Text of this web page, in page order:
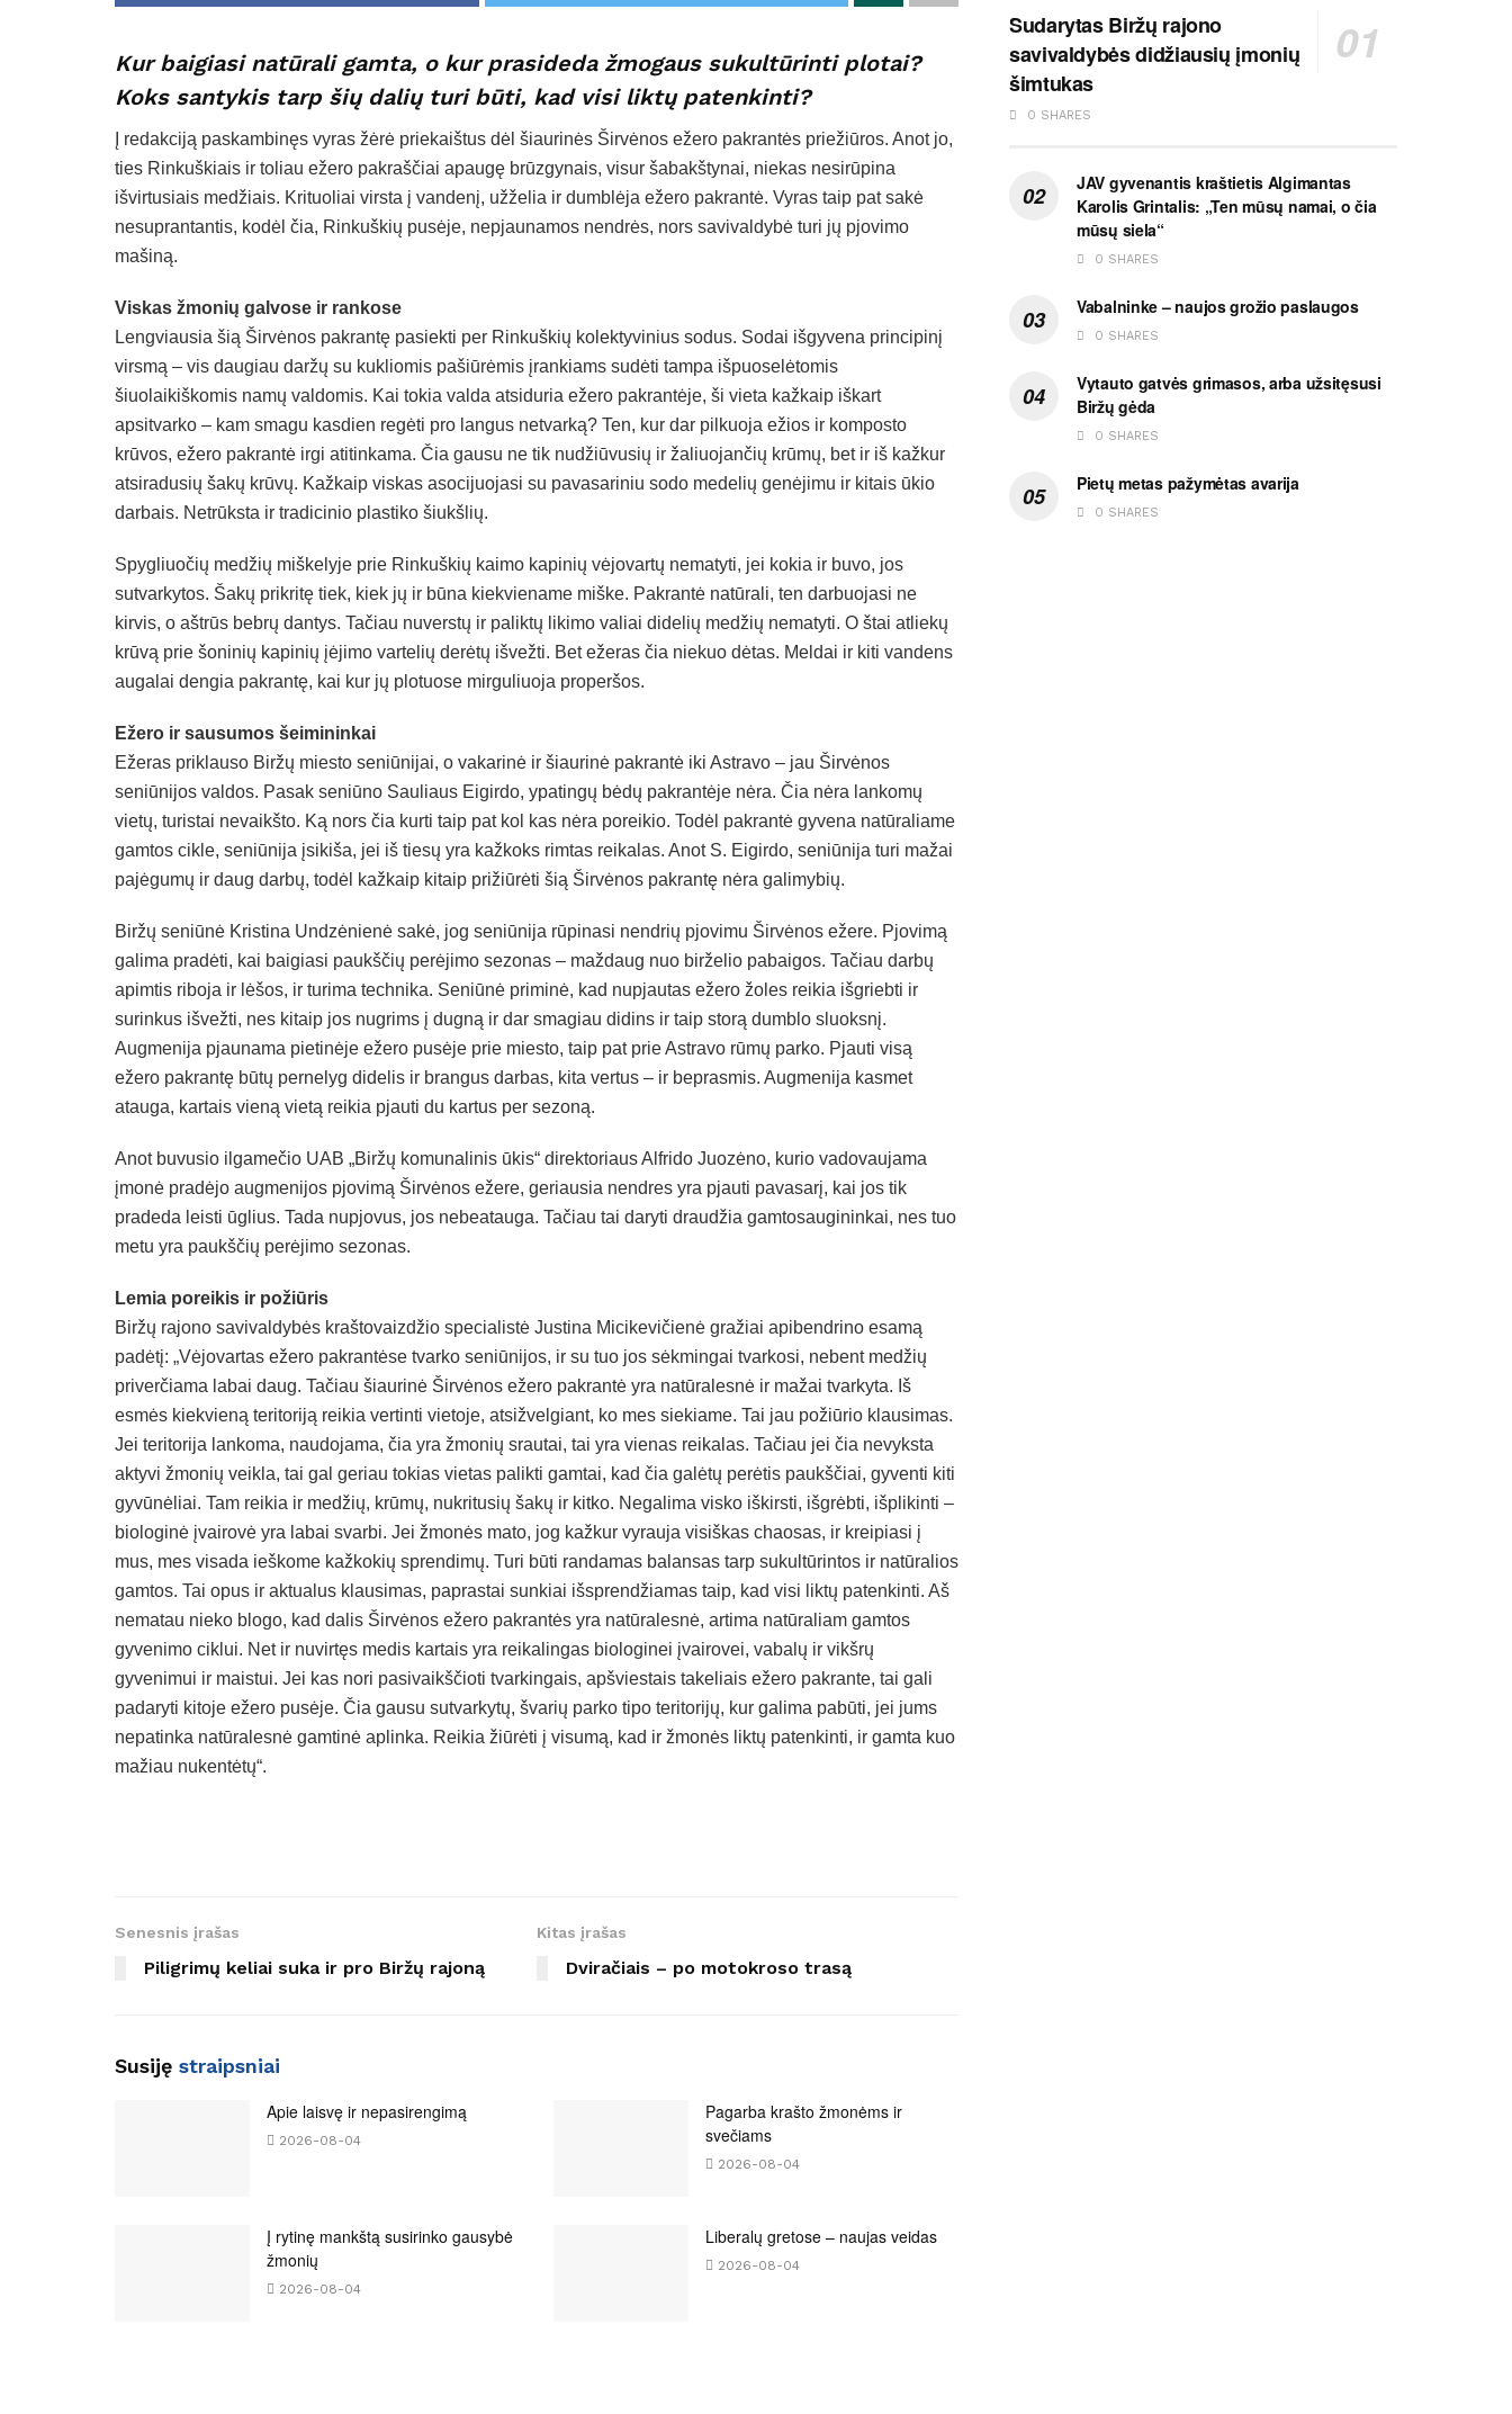
Kur baigiasi natūrali gamta, o kur prasideda žmogaus sukultūrinti plotai?
Koks santykis tarp šių dalių turi būti, kad visi liktų patenkinti?
Į redakciją paskambinęs vyras žėrė priekaištus dėl šiaurinės Širvėnos ežero pakrantės priežiūros. Anot jo,
ties Rinkuškiais ir toliau ežero pakraščiai apaugę brūzgynais, visur šabakštynai, niekas nesirūpina
išvirtusiais medžiais. Krituoliai virsta į vandenį, užželia ir dumblėja ežero pakrantė. Vyras taip pat sakė
nesuprantantis, kodėl čia, Rinkuškių pusėje, nepjaunamos nendrės, nors savivaldybė turi jų pjovimo
mašiną.
Viskas žmonių galvose ir rankose
Lengviausia šią Širvėnos pakrantę pasiekti per Rinkuškių kolektyvinius sodus. Sodai išgyvena principinį
virsmą – vis daugiau daržų su kukliomis pašiūrėmis įrankiams sudėti tampa išpuoselėtomis
šiuolaikiškomis namų valdomis. Kai tokia valda atsiduria ežero pakrantėje, ši vieta kažkaip iškart
apsitvarko – kam smagu kasdien regėti pro langus netvarką? Ten, kur dar pilkuoja ežios ir komposto
krūvos, ežero pakrantė irgi atitinkama. Čia gausu ne tik nudžiūvusių ir žaliuojančių krūmų, bet ir iš kažkur
atsiradusių šakų krūvų. Kažkaip viskas asocijuojasi su pavasariniu sodo medelių genėjimu ir kitais ūkio
darbais. Netrūksta ir tradicinio plastiko šiukšlių.
Spygliuočių medžių miškelyje prie Rinkuškių kaimo kapinių vėjovartų nematyti, jei kokia ir buvo, jos
sutvarkytos. Šakų prikritę tiek, kiek jų ir būna kiekviename miške. Pakrantė natūrali, ten darbuojasi ne
kirvis, o aštrūs bebrų dantys. Tačiau nuverstų ir paliktų likimo valiai didelių medžių nematyti. O štai atliekų
krūvą prie šoninių kapinių įėjimo vartelių derėtų išvežti. Bet ežeras čia niekuo dėtas. Meldai ir kiti vandens
augalai dengia pakrantę, kai kur jų plotuose mirguliuoja properšos.
Ežero ir sausumos šeimininkai
Ežeras priklauso Biržų miesto seniūnijai, o vakarinė ir šiaurinė pakrantė iki Astravo – jau Širvėnos
seniūnijos valdos. Pasak seniūno Sauliaus Eigirdo, ypatingų bėdų pakrantėje nėra. Čia nėra lankomų
vietų, turistai nevaikšto. Ką nors čia kurti taip pat kol kas nėra poreikio. Todėl pakrantė gyvena natūraliame
gamtos cikle, seniūnija įsikiša, jei iš tiesų yra kažkoks rimtas reikalas. Anot S. Eigirdo, seniūnija turi mažai
pajėgumų ir daug darbų, todėl kažkaip kitaip prižiūrėti šią Širvėnos pakrantę nėra galimybių.
Biržų seniūnė Kristina Undzėnienė sakė, jog seniūnija rūpinasi nendrių pjovimu Širvėnos ežere. Pjovimą
galima pradėti, kai baigiasi paukščių perėjimo sezonas – maždaug nuo birželio pabaigos. Tačiau darbų
apimtis riboja ir lėšos, ir turima technika. Seniūnė priminė, kad nupjautas ežero žoles reikia išgriebti ir
surinkus išvežti, nes kitaip jos nugrims į dugną ir dar smagiau didins ir taip storą dumblo sluoksnį.
Augmenija pjaunama pietinėje ežero pusėje prie miesto, taip pat prie Astravo rūmų parko. Pjauti visą
ežero pakrantę būtų pernelyg didelis ir brangus darbas, kita vertus – ir beprasmis. Augmenija kasmet
atauga, kartais vieną vietą reikia pjauti du kartus per sezoną.
Anot buvusio ilgamečio UAB „Biržų komunalinis ūkis“ direktoriaus Alfrido Juozėno, kurio vadovaujama
įmonė pradėjo augmenijos pjovimą Širvėnos ežere, geriausia nendres yra pjauti pavasarį, kai jos tik
pradeda leisti ūglius. Tada nupjovus, jos nebeatauga. Tačiau tai daryti draudžia gamtosaugininkai, nes tuo
metu yra paukščių perėjimo sezonas.
Lemia poreikis ir požiūris
Biržų rajono savivaldybės kraštovaizdžio specialistė Justina Micikevičienė gražiai apibendrino esamą
padėtį: „Vėjovartas ežero pakrantėse tvarko seniūnijos, ir su tuo jos sėkmingai tvarkosi, nebent medžių
priverčiama labai daug. Tačiau šiaurinė Širvėnos ežero pakrantė yra natūralesnė ir mažai tvarkyta. Iš
esmės kiekvieną teritoriją reikia vertinti vietoje, atsižvelgiant, ko mes siekiame. Tai jau požiūrio klausimas.
Jei teritorija lankoma, naudojama, čia yra žmonių srautai, tai yra vienas reikalas. Tačiau jei čia nevyksta
aktyvi žmonių veikla, tai gal geriau tokias vietas palikti gamtai, kad čia galėtų perėtis paukščiai, gyventi kiti
gyvūnėliai. Tam reikia ir medžių, krūmų, nukritusių šakų ir kitko. Negalima visko iškirsti, išgrėbti, išplikinti –
biologinė įvairovė yra labai svarbi. Jei žmonės mato, jog kažkur vyrauja visiškas chaosas, ir kreipiasi į
mus, mes visada ieškome kažkokių sprendimų. Turi būti randamas balansas tarp sukultūrintos ir natūralios
gamtos. Tai opus ir aktualus klausimas, paprastai sunkiai išsprendžiamas taip, kad visi liktų patenkinti. Aš
nematau nieko blogo, kad dalis Širvėnos ežero pakrantės yra natūralesnė, artima natūraliam gamtos
gyvenimo ciklui. Net ir nuvirtęs medis kartais yra reikalingas biologinei įvairovei, vabalų ir vikšrų
gyvenimui ir maistui. Jei kas nori pasivaikščioti tvarkingais, apšviestais takeliais ežero pakrante, tai gali
padaryti kitoje ežero pusėje. Čia gausu sutvarkytų, švarių parko tipo teritorijų, kur galima pabūti, jei jums
nepatinka natūralesnė gamtinė aplinka. Reikia žiūrėti į visumą, kad ir žmonės liktų patenkinti, ir gamta kuo
mažiau nukentėtų“.
Senesnis įrašas
Piligrimų keliai suka ir pro Biržų rajoną
Kitas įrašas
Dviračiais – po motokroso trasą
Susiję straipsniai
Apie laisvę ir nepasirengimą
2026-08-04
Pagarba krašto žmonėms ir
svečiams
2026-08-04
Į rytinę mankštą susirinko gausybė
žmonių
2026-08-04
Liberalų gretose – naujas veidas
2026-08-04
Sudarytas Biržų rajono
savivaldybės didžiausių įmonių
šimtukas
0 SHARES
JAV gyvenantis kraštietis Algimantas
Karolis Grintalis: „Ten mūsų namai, o čia
mūsų siela“
0 SHARES
Vabalninke – naujos grožio paslaugos
0 SHARES
Vytauto gatvės grimasos, arba užsitęsusi
Biržų gėda
0 SHARES
Pietų metas pažymėtas avarija
0 SHARES